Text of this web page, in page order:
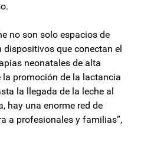
no son solo espacios de
dispositivos que conectan el
neonatales de alta
la promoción de la lactancia
la llegada de la leche al
hay una enorme red de
a profesionales y familias”,